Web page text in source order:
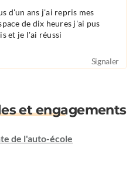
d'un ans j'ai repris mes
de dix heures j'ai pus
et je l'ai réussi
Signaler
et engagements
de l'auto-école